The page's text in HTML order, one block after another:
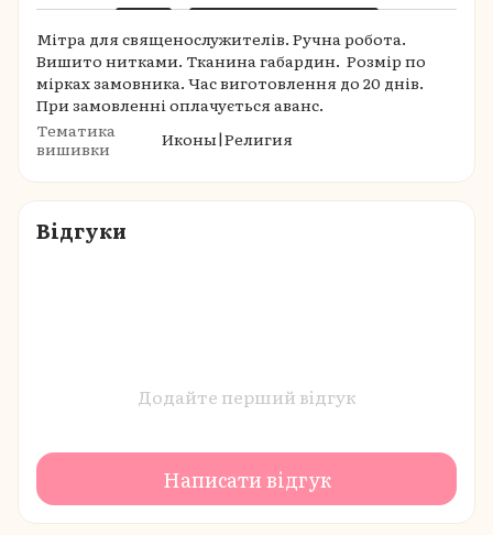
Мітра для священослужителів. Ручна робота.
Вишито нитками. Тканина габардин. Розмір по
мірках замовника. Час виготовлення до 20 днів.
При замовленні оплачується аванс.
Тематика
вишивки
Иконы|Религия
Відгуки
Додайте перший відгук
Написати відгук